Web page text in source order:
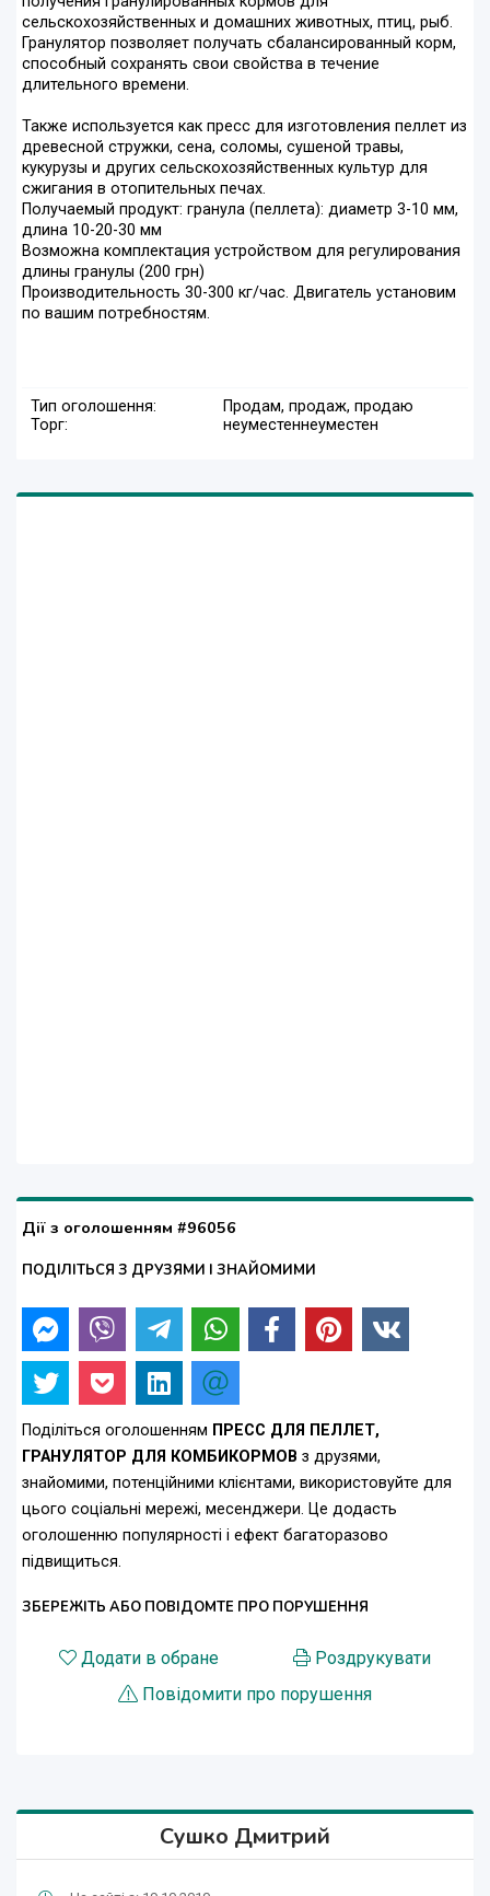
сельскохозяйственных и домашних животных, птиц, рыб.
Гранулятор позволяет получать сбалансированный корм,
способный сохранять свои свойства в течение
длительного времени.
Также используется как пресс для изготовления пеллет из
древесной стружки, сена, соломы, сушеной травы,
кукурузы и других сельскохозяйственных культур для
сжигания в отопительных печах.
Получаемый продукт: гранула (пеллета): диаметр 3-10 мм,
длина 10-20-30 мм
Возможна комплектация устройством для регулирования
длины гранулы (200 грн)
Производительность 30-300 кг/час. Двигатель установим
по вашим потребностям.
Тип оголошення:
Продам, продаж, продаю
Торг:
неуместеннеуместен
Дії з оголошенням #96056
ПОДІЛІТЬСЯ З ДРУЗЯМИ І ЗНАЙОМИМИ
Поділіться оголошенням ПРЕСС ДЛЯ ПЕЛЛЕТ,
ГРАНУЛЯТОР ДЛЯ КОМБИКОРМОВ з друзями,
знайомими, потенційними клієнтами, використовуйте для
цього соціальні мережі, месенджери. Це додасть
оголошенню популярності і ефект багаторазово
підвищиться.
ЗБЕРЕЖІТЬ АБО ПОВІДОМТЕ ПРО ПОРУШЕННЯ
Додати в обране
Роздрукувати
Повідомити про порушення
Сушко Дмитрий